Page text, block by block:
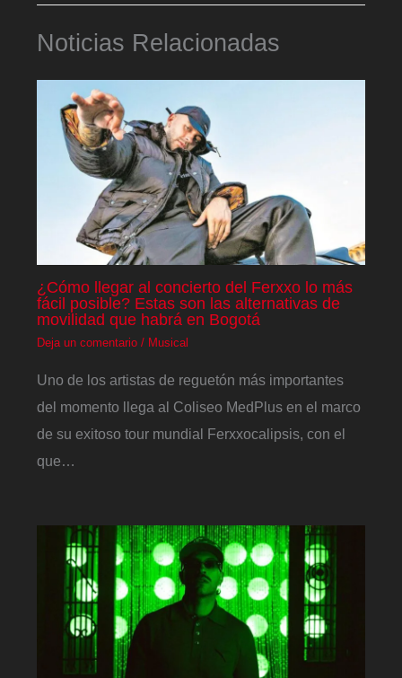
Noticias Relacionadas
¿Cómo llegar al concierto del Ferxxo lo más
fácil posible? Estas son las alternativas de
movilidad que habrá en Bogotá
Deja un comentario / Musical
Uno de los artistas de reguetón más importantes
del momento llega al Coliseo MedPlus en el marco
de su exitoso tour mundial Ferxxocalipsis, con el
que…